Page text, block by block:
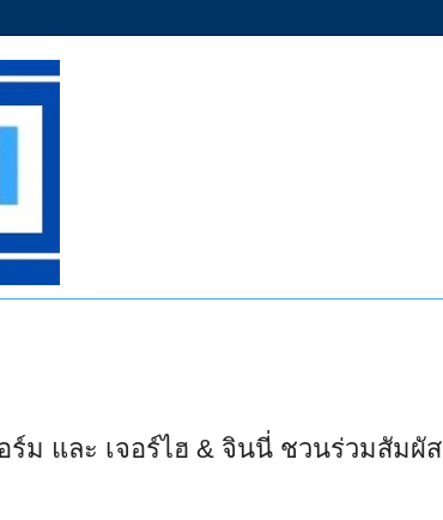
ม และ เจอร์ไฮ & จินนี่ ชวนร่วมสัมผัส